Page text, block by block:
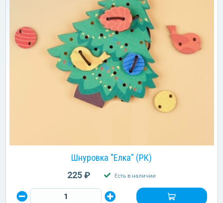
Шнуровка "Елка" (РК)
225 ₽ Есть в наличии